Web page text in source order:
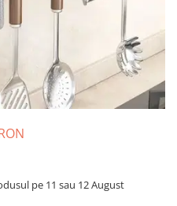
pe 11 sau 12 August